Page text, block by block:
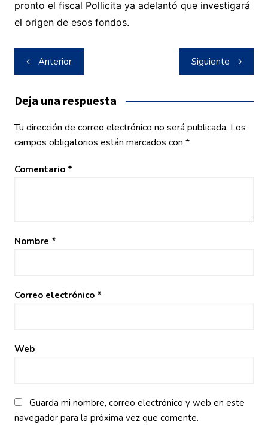
pronto el fiscal Pollicita ya adelantó que investigará
el origen de esos fondos.
Navegación
de
entradas
Anterior Siguiente
Deja una respuesta
Tu dirección de correo electrónico no será publicada. Los
campos obligatorios están marcados con *
Comentario *
Nombre *
Correo electrónico *
Web
Guarda mi nombre, correo electrónico y web en este
navegador para la próxima vez que comente.